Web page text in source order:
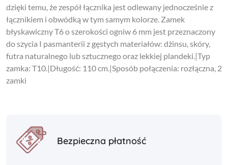
dzięki temu, że zespół łącznika jest odlewany jednocześnie z
łącznikiem i obwódką w tym samym kolorze. Zamek
błyskawiczny T6 o szerokości ogniw 6 mm jest przeznaczony
do szycia I pasmanterii z gęstych materiałów: dżinsu, skóry,
futra naturalnego lub sztucznego oraz lekkiej plandeki.|Typ
zamka: T10.|Długość: 110 cm.|Sposób połączenia: rozłączna, 2
zamki
Bezpieczna płatność